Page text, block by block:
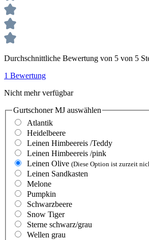
Durchschnittliche Bewertung von 5 von 5
1 Bewertung
Nicht mehr verfügbar
Gurtschoner MJ auswählen
Atlantik
Heidelbeere
Leinen Himbeereis /Teddy
Leinen Himbeereis /pink
Leinen Olive (Diese Option ist zurzeit
Leinen Sandkasten
Melone
Pumpkin
Schwarzbeere
Snow Tiger
Sterne schwarz/grau
Wellen grau